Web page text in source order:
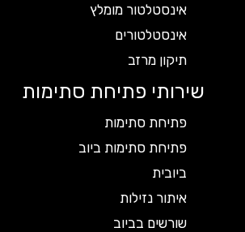
אינסטלטור מומלץ
אינסטלטורים
תיקון מרזב
שירותי פתיחת סתימות
פתיחת סתימות
פתיחת סתימות ביוב
ביובית
איתור נזילות
שורשים בביוב